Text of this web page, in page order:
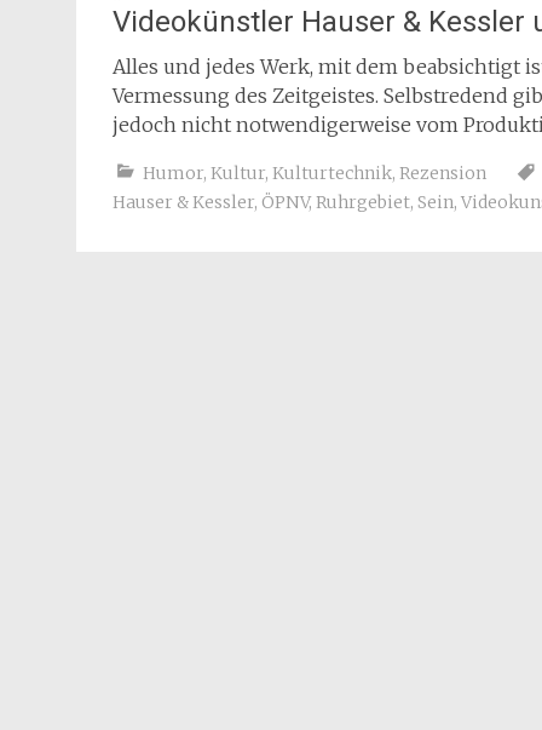
Videokünstler Hauser & Kessler
Alles und jedes Werk, mit dem beabsichtigt
Vermessung des Zeitgeistes. Selbstredend
jedoch nicht notwendigerweise vom
Humor, Kultur, Kulturtechnik, Rezension
Hauser & Kessler, ÖPNV,Ruhrgebiet, Sein,